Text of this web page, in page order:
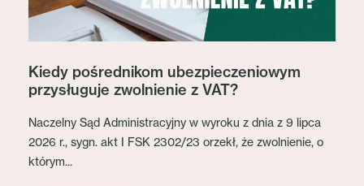
Kiedy pośrednikom ubezpieczeniowym
przysługuje zwolnienie z VAT?
Naczelny Sąd Administracyjny w wyroku z dnia z 9 lipca
2026 r., sygn. akt I FSK 2302/23 orzekł, że zwolnienie, o
którym...